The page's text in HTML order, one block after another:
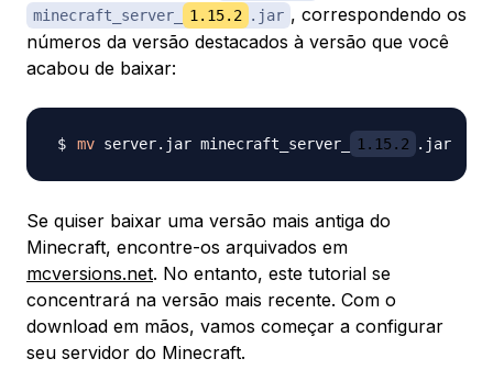
minecraft_server_ 1.15.2 .jar , correspondendo os
números da versão destacados à versão que você
acabou de baixar:
mv server.jar minecraft_server_ 1.15.2
Se quiser baixar uma versão mais antiga do
Minecraft, encontre-os arquivados em
mcversions.net. No entanto, este tutorial se
concentrará na versão mais recente. Com o
download em mãos, vamos começar a configurar
seu servidor do Minecraft.